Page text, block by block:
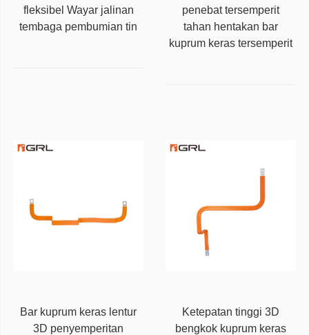
fleksibel Wayar jalinan
tembaga pembumian tin
penebat tersemperit
tahan hentakan bar
kuprum keras tersemperit
Bar kuprum keras lentur
3D penyemperitan
Ketepatan tinggi 3D
bengkok kuprum keras